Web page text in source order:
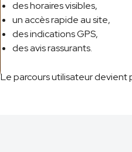
des horaires visibles,
un accès rapide au site,
des indications GPS,
des avis rassurants.
Le parcours utilisateur devient